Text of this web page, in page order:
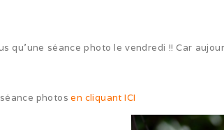
qu’une séance photo le vendredi !! Car
photosen cliquant ICI